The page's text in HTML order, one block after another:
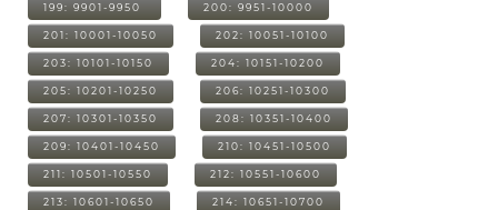
199: 9901-9950 200: 9951-10000
201: 10001-10050 202: 10051-10100
203: 10101-10150 204: 10151-10200
205: 10201-10250 206: 10251-10300
207: 10301-10350 208: 10351-10400
209: 10401-10450 210: 10451-10500
211: 10501-10550 212: 10551-10600
213: 10601-10650 214: 10651-10700